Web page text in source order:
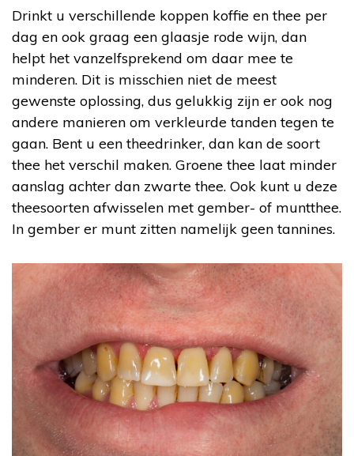
Drinkt u verschillende koppen koffie en thee per
dag en ook graag een glaasje rode wijn, dan
helpt het vanzelfsprekend om daar mee te
minderen. Dit is misschien niet de meest
gewenste oplossing, dus gelukkig zijn er ook nog
andere manieren om verkleurde tanden tegen te
gaan. Bent u een theedrinker, dan kan de soort
thee het verschil maken. Groene thee laat minder
aanslag achter dan zwarte thee. Ook kunt u deze
theesoorten afwisselen met gember- of muntthee.
In gember er munt zitten namelijk geen tannines.